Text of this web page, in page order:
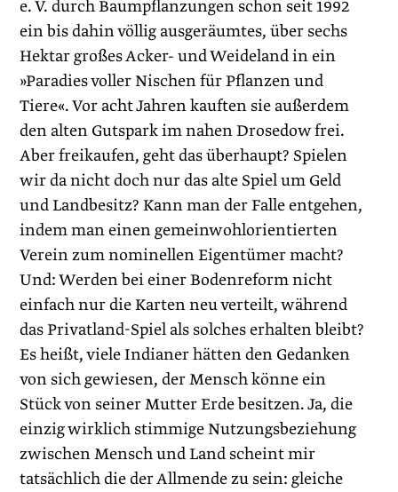
e. V. durch Baumpflanzungen schon seit 1992
ein bis dahin völlig ausgeräumtes, über sechs
Hektar großes Acker- und Weideland in ein
»Paradies voller Nischen für Pflanzen und
Tiere«. Vor acht Jahren kauften sie außerdem
den alten Guts­park im nahen Drosedow frei.
Aber freikaufen, geht das überhaupt? Spielen
wir da nicht doch nur das alte Spiel um Geld
und Landbesitz? Kann man der Falle entgehen,
indem man einen gemeinwohlorientierten
Verein zum nominellen Eigentümer macht?
Und: Werden bei einer Bodenreform nicht
einfach nur die Karten neu verteilt, während
das Privatland-Spiel als solches erhalten bleibt?
Es heißt, viele Indianer hätten den Gedanken
von sich gewiesen, der Mensch könne ein
Stück von seiner Mutter Erde besitzen. Ja, die
einzig wirklich stimmige Nutzungsbeziehung
zwischen Mensch und Land scheint mir
tatsächlich die der Allmende zu sein: gleiche